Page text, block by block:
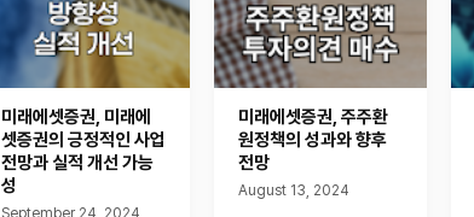
미래에셋증권, 미래에
셋증권의 긍정적인 사업
전망과 실적 개선 가능
성
미래에셋증권, 주주환
원정책의 성과와 향후
전망
August 13, 2024